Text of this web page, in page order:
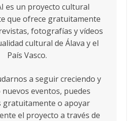
es un proyecto cultural
que ofrece gratuitamente
fotografías y vídeos
cultural de Álava y el
País Vasco.
a seguir creciendo y
eventos, puedes
gratuitamente o apoyar
el proyecto a través de